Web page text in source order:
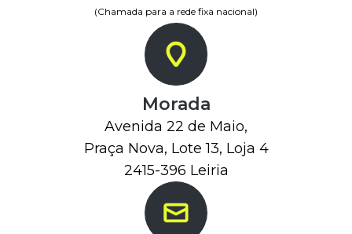
(Chamada para a rede fixa nacional)
Morada
Avenida 22 de Maio,
Praça Nova, Lote 13, Loja 4
2415-396 Leiria